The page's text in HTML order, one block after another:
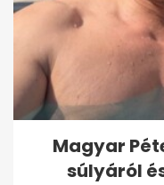
Magyar
súlyáról